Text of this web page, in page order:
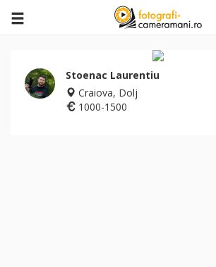
Stoenac Laurentiu
Craiova, Dolj
1000-1500